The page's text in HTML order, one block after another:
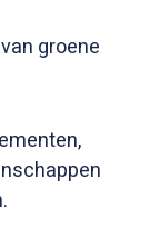
groene